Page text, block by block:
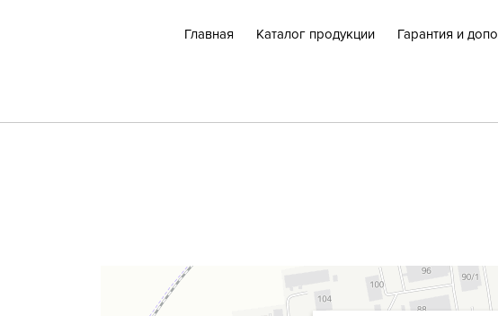
Главная Каталог продукции Гарантия и